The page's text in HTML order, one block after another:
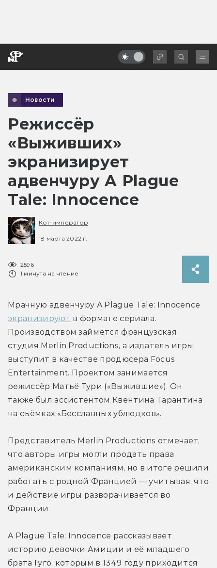
Новости
Режиссёр
«Выживших»
экранизирует
адвенчуру A Plague
Tale: Innocence
Кот-император
18 марта 2022 г.
2596
1 минута на чтение
экранизируют в формате сериала.
Производством займётся французская
студия Merlin Productions, а издатель игры
выступит в качестве продюсера Focus
Entertainment. Проектом занимается
режиссёр Матьё Тури («Выжившие»). Он
также был ассистентом Квентина Тарантина
на съёмках «Бесславных ублюдков».
Представитель Merlin Productions отмечает,
что авторы игры могли продать права
американским компаниям, но в итоге решили
работать с родной Францией — учитывая, что
и действие игры разворачивается во
Франции.
A Plague Tale: Innocence рассказывает
историю девочки Амиции и её младшего
брата Гуго, которым в 1349 году приходится